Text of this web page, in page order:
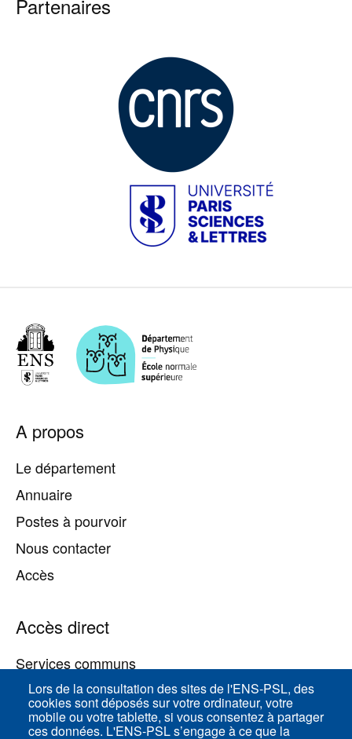
Partenaires
Image
Image
Lors de la consultation des sites de l'ENS-PSL, des
cookies sont déposés sur votre ordinateur, votre
mobile ou votre tablette, si vous consentez à partager
ces données. L'ENS-PSL s’engage à ce que la
Pied
de
A propos
Le département
Annuaire
Postes à pourvoir
Nous contacter
Accès
Accès direct
Services communs
ENS-PSL Physique